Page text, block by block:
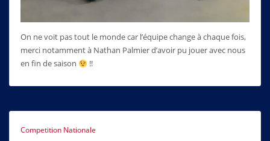
On ne voit pas tout le monde car l’équipe change à chaque fois,
merci notamment à Nathan Palmier d’avoir pu jouer avec nous
en fin de saison
!!
Competition Nationale